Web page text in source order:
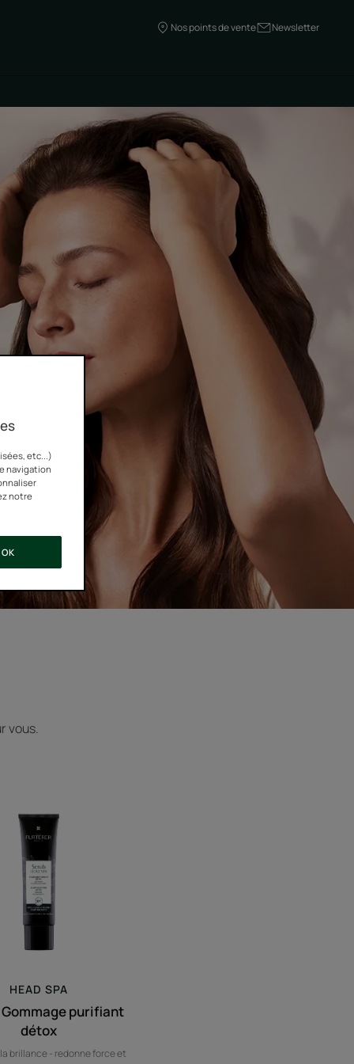
Nos points de vente Newsletter
vous.
-
Gommage
purifiant
détox
HEAD SPA
purifiant
détox
brillance - redonne force et
etc...)
navigation
notre
OK